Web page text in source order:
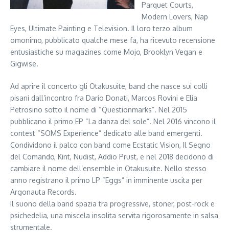
Parquet Courts,
Modern Lovers, Nap
Eyes, Ultimate Painting e Television. Il loro terzo album
omonimo, pubblicato qualche mese fa, ha ricevuto recensione
entusiastiche su magazines come Mojo, Brooklyn Vegan e
Gigwise.
Ad aprire il concerto gli Otakusuite, band che nasce sui colli
pisani dall’incontro fra Dario Donati, Marcos Rovini e Elia
Petrosino sotto il nome di “Questionmarks”. Nel 2015
pubblicano il primo EP “La danza del sole”. Nel 2016 vincono il
contest “SOMS Experience” dedicato alle band emergenti.
Condividono il palco con band come Ecstatic Vision, Il Segno
del Comando, Kint, Nudist, Addio Prust, e nel 2018 decidono di
cambiare il nome dell’ensemble in Otakusuite. Nello stesso
anno registrano il primo LP “Eggs” in imminente uscita per
Argonauta Records.
Il suono della band spazia tra progressive, stoner, post-rock e
psichedelia, una miscela insolita servita rigorosamente in salsa
strumentale.